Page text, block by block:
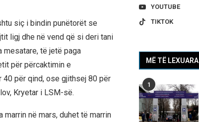
siç i bindin punëtorët se
ligj dhe në vend që si deri tani
të jetë paga
për përcaktimin e
për qind, ose gjithsej 80 për
Kryetar i LSM-së.
në mars, duhet të marrin
YOUTUBE
TIKTOK
MË TË LEXUARA
1